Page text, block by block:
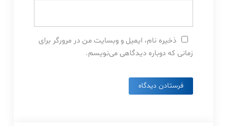
ذخیره نام، ایمیل و وبسایت من در مرورگر برای
زمانی که دوباره دیدگاهی می‌نویسم.